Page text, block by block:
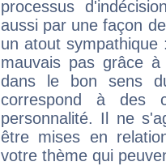
processus
aussi par une façon
un atout
mauvais pas grâce
dans le bon sens
correspond à des
personnalité. Il ne
être mises en
votre thème qui